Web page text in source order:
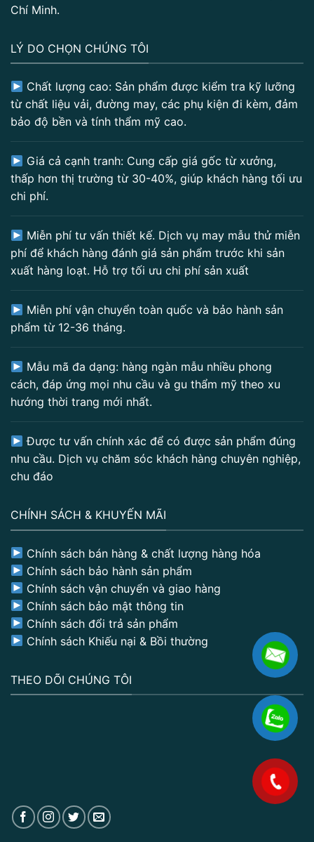
Chí Minh.
LÝ DO CHỌN CHÚNG TÔI
Chất lượng cao: Sản phẩm được kiểm tra kỹ lưỡng
từ chất liệu vải, đường may, các phụ kiện đi kèm, đảm
bảo độ bền và tính thẩm mỹ cao.
Giá cả cạnh tranh: Cung cấp giá gốc từ xưởng,
thấp hơn thị trường từ 30-40%, giúp khách hàng tối ưu
chi phí.
Miễn phí tư vấn thiết kế. Dịch vụ may mẫu thử miễn
phí để khách hàng đánh giá sản phẩm trước khi sản
xuất hàng loạt. Hỗ trợ tối ưu chi phí sản xuất
Miễn phí vận chuyển toàn quốc và bảo hành sản
phẩm từ 12-36 tháng.
Mẫu mã đa dạng: hàng ngàn mẫu nhiều phong
cách, đáp ứng mọi nhu cầu và gu thẩm mỹ theo xu
hướng thời trang mới nhất.
Được tư vấn chính xác để có được sản phẩm đúng
nhu cầu. Dịch vụ chăm sóc khách hàng chuyên nghiệp,
chu đáo
CHÍNH SÁCH & KHUYẾN MÃI
Chính sách bán hàng & chất lượng hàng hóa
Chính sách bảo hành sản phẩm
Chính sách vận chuyển và giao hàng
Chính sách bảo mật thông tin
Chính sách đổi trả sản phẩm
Chính sách Khiếu nại & Bồi thường
THEO DÕI CHÚNG TÔI
.